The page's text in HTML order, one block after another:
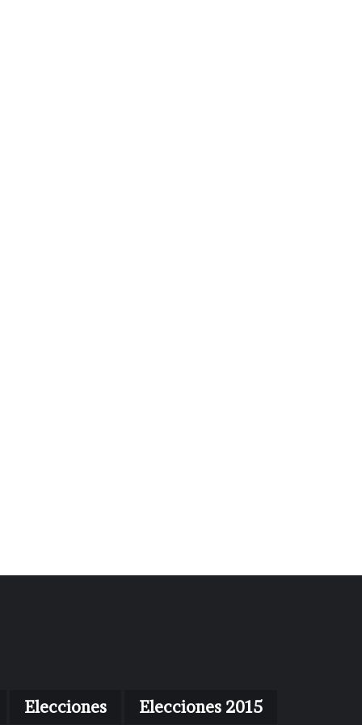
Elecciones Elecciones 2015